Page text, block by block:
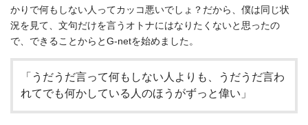
かりで何もしない人ってカッコ悪いでしょ？だから、僕は同じ状
況を見て、文句だけを言うオトナにはなりたくないと思ったの
で、できることからとG-netを始めました。
「うだうだ言って何もしない人よりも、うだうだ言わ
れてでも何かしている人のほうがずっと偉い」